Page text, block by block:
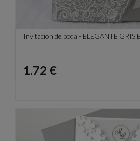
Invitación de boda - ELEGANTE GRIS
Precio
1.72 €